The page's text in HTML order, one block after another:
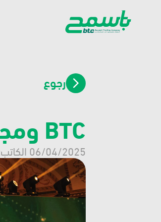
رجوع
BTC ومجموعة باسمح يتألقون في PACE 2025
06/04/2025